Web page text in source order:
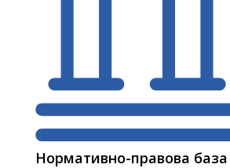
Нормативно-правова база